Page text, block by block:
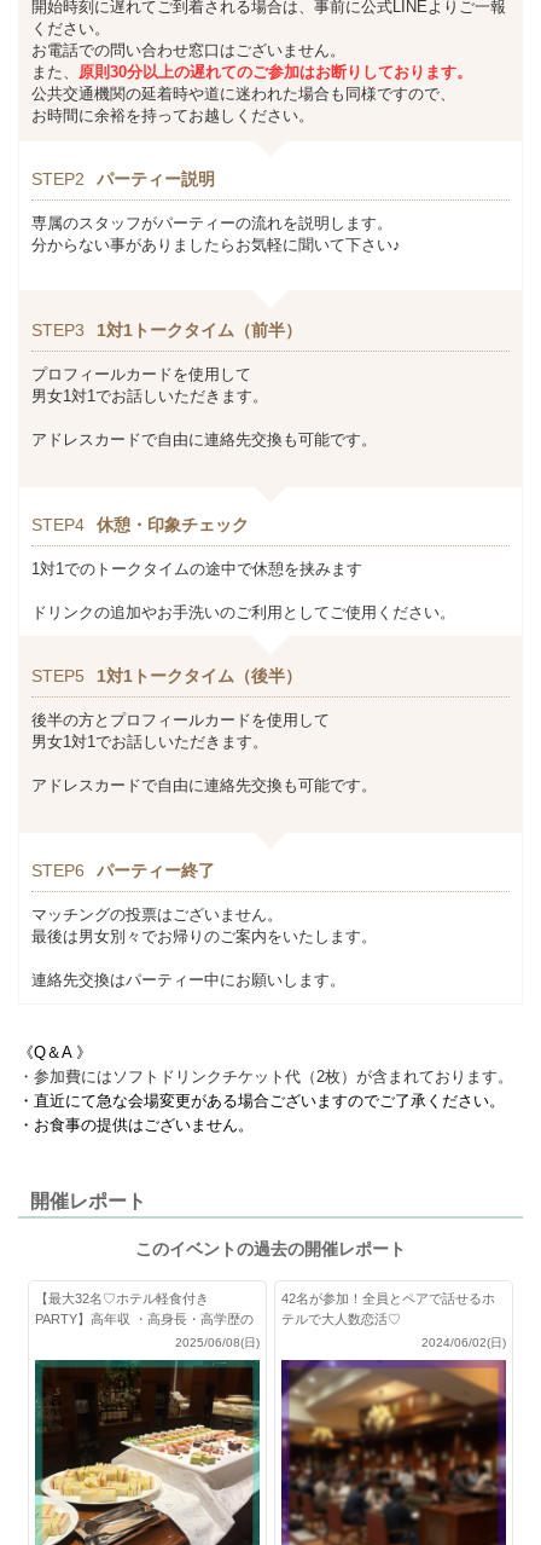
開始時刻に遅れてご到着される場合は、事前に公式LINEよりご一報
ください。
お電話での問い合わせ窓口はございません。
また、 原則30分以上の遅れてのご参加はお断りしております。
公共交通機関の延着時や道に迷われた場合も同様ですので、
お時間に余裕を持ってお越しください。
STEP2 パーティー説明
専属のスタッフがパーティーの流れを説明します。
分からない事がありましたらお気軽に聞いて下さい♪
STEP3 1対1トークタイム（前半）
プロフィールカードを使用して
男女1対1でお話しいただきます。
アドレスカードで自由に連絡先交換も可能です。
STEP4 休憩・印象チェック
1対1でのトークタイムの途中で休憩を挟みます
ドリンクの追加やお手洗いのご利用としてご使用ください。
STEP5 1対1トークタイム（後半）
後半の方とプロフィールカードを使用して
男女1対1でお話しいただきます。
アドレスカードで自由に連絡先交換も可能です。
STEP6 パーティー終了
マッチングの投票はございません。
最後は男女別々でお帰りのご案内をいたします。
連絡先交換はパーティー中にお願いします。
《Q＆A 》
・参加費にはソフトドリンクチケット代（2枚）が含まれております。
・直近にて急な会場変更がある場合ございますのでご了承ください。
・お食事の提供はございません。
開催レポート
このイベントの過去の開催レポート
【最大32名♡ホテル軽食付き
PARTY】高年収 ・高身長・高学歴の
2025/06/08(日)
42名が参加！全員とペアで話せるホ
テルで大人数恋活♡
2024/06/02(日)